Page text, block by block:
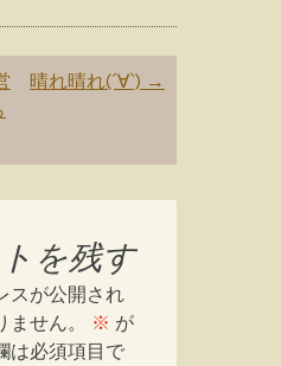
晴れ晴れ(´∀`) →
を残す
スが公開され
せん。
※ が
は必須項目で